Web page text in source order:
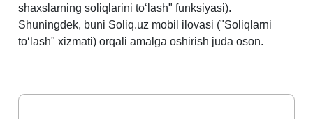
shaхslarning soliqlarini toʻlash" funksiyasi).
Shuningdek, buni Soliq.uz mobil ilovasi ("Soliqlarni
toʻlash" хizmati) orqali amalga oshirish juda oson.